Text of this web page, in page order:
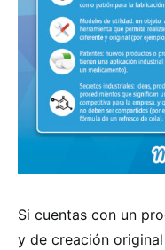
Si cuentas con un
y de creación